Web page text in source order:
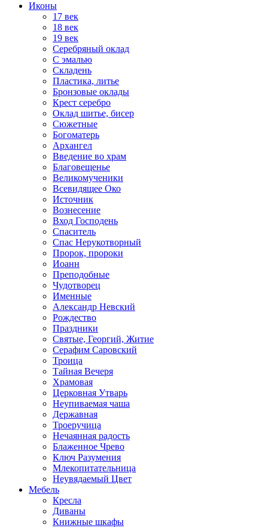
Иконы
17 век
18 век
19 век
Серебряный оклад
С эмалью
Складень
Пластика, литье
Бронзовые оклады
Крест серебро
Оклад шитье, бисер
Сюжетные
Богоматерь
Архангел
Введение во храм
Благовещенье
Великомученики
Всевидящее Око
Источник
Вознесение
Вход Господень
Спаситель
Спас Нерукотворный
Пророк, пророки
Иоанн
Преподобные
Чудотворец
Именные
Александр Невский
Рождество
Праздники
Святые, Георгий, Житие
Серафим Саровский
Троица
Тайная Вечеря
Храмовая
Церковная Утварь
Неупиваемая чаша
Державная
Троеручица
Нечаянная радость
Блаженное Чрево
Ключ Разумения
Млекопитательница
Неувядаемый Цвет
Мебель
Кресла
Диваны
Книжные шкафы